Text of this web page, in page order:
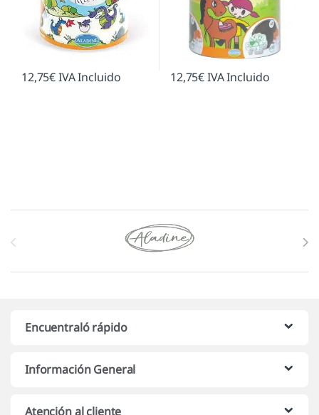
12,75€IVA Incluido 12,75€IVA Incluido
Marcas De Carrusel
Encuentraló rápido
Información General
Atención al cliente